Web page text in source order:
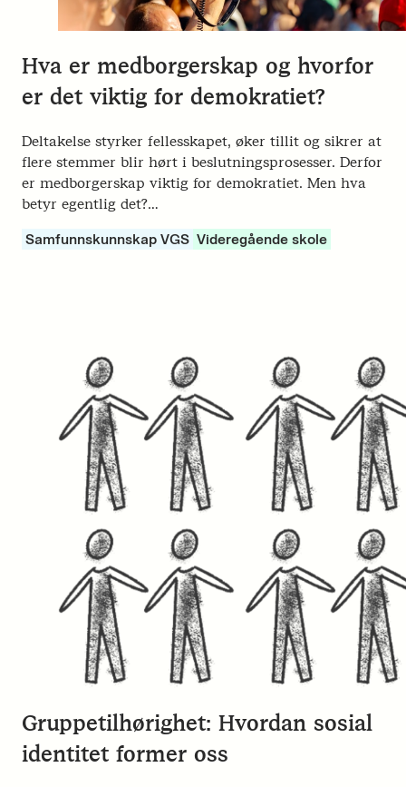
Hva er medborgerskap og hvorfor
er det viktig for demokratiet?
Deltakelse styrker fellesskapet, øker tillit og sikrer at
flere stemmer blir hørt i beslutningsprosesser. Derfor
er medborgerskap viktig for demokratiet. Men hva
betyr egentlig det?…
Samfunnskunnskap VGS Videregående skole
Gruppetilhørighet: Hvordan sosial
identitet former oss